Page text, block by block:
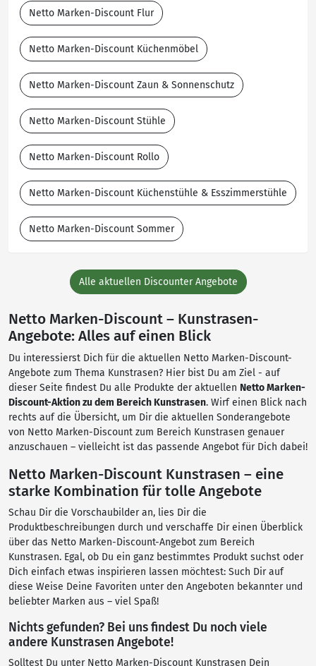
Netto Marken-Discount Flur
Netto Marken-Discount Küchenmöbel
Netto Marken-Discount Zaun & Sonnenschutz
Netto Marken-Discount Stühle
Netto Marken-Discount Rollo
Netto Marken-Discount Küchenstühle & Esszimmerstühle
Netto Marken-Discount Sommer
Alle aktuellen Discounter Angebote
Netto Marken-Discount – Kunstrasen-
Angebote: Alles auf einen Blick
Du interessierst Dich für die aktuellen Netto Marken-Discount-
Angebote zum Thema Kunstrasen? Hier bist Du am Ziel - auf
dieser Seite findest Du alle Produkte der aktuellen Netto Marken-
Discount-Aktion zu dem Bereich Kunstrasen. Wirf einen Blick nach
rechts auf die Übersicht, um Dir die aktuellen Sonderangebote
von Netto Marken-Discount zum Bereich Kunstrasen genauer
anzuschauen – vielleicht ist das passende Angebot für Dich dabei!
Netto Marken-Discount Kunstrasen – eine
starke Kombination für tolle Angebote
Schau Dir die Vorschaubilder an, lies Dir die
Produktbeschreibungen durch und verschaffe Dir einen Überblick
über das Netto Marken-Discount-Angebot zum Bereich
Kunstrasen. Egal, ob Du ein ganz bestimmtes Produkt suchst oder
Dich einfach etwas inspirieren lassen möchtest: Such Dir auf
diese Weise Deine Favoriten unter den Angeboten bekannter und
beliebter Marken aus – viel Spaß!
Nichts gefunden? Bei uns findest Du noch viele
andere Kunstrasen Angebote!
Solltest Du unter Netto Marken-Discount Kunstrasen Dein